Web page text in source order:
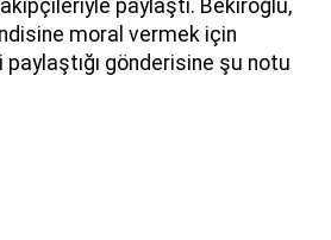
paylaştı. Bekiroğlu,
moral vermek için
gönderisine şu notu